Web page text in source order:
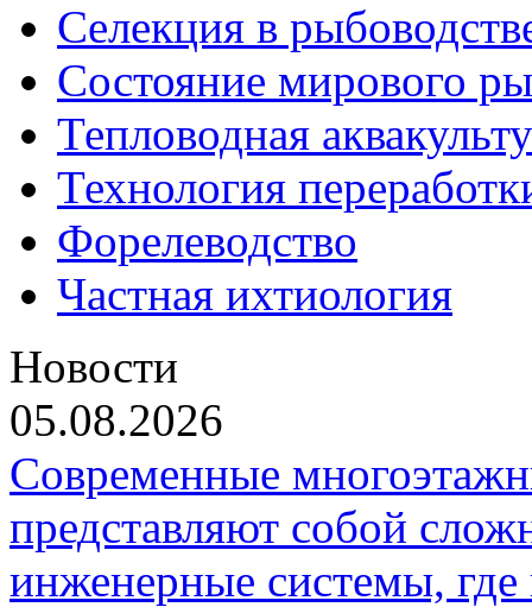
Селекция в
Состояние мирового
Тепловодная
Технология
Форелеводство
Частная ихтиология
Новости
05.08.2026
Современные
представляют собой
инженерные системы,